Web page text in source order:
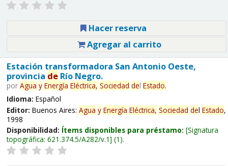
Hacer reserva
Agregar al carrito
Estación transformadora San Antonio Oeste,
provincia deRío Negro.
por Agua y Energía Eléctrica, Sociedad del Estado.
Idioma: Español
Editor: Buenos Aires: Agua y Energía Eléctrica, Sociedad del Estado,
1998
Disponibilidad: Ítems disponibles para préstamo: Signatura
topográfica: 621.374.5/A282/v.1 (1).